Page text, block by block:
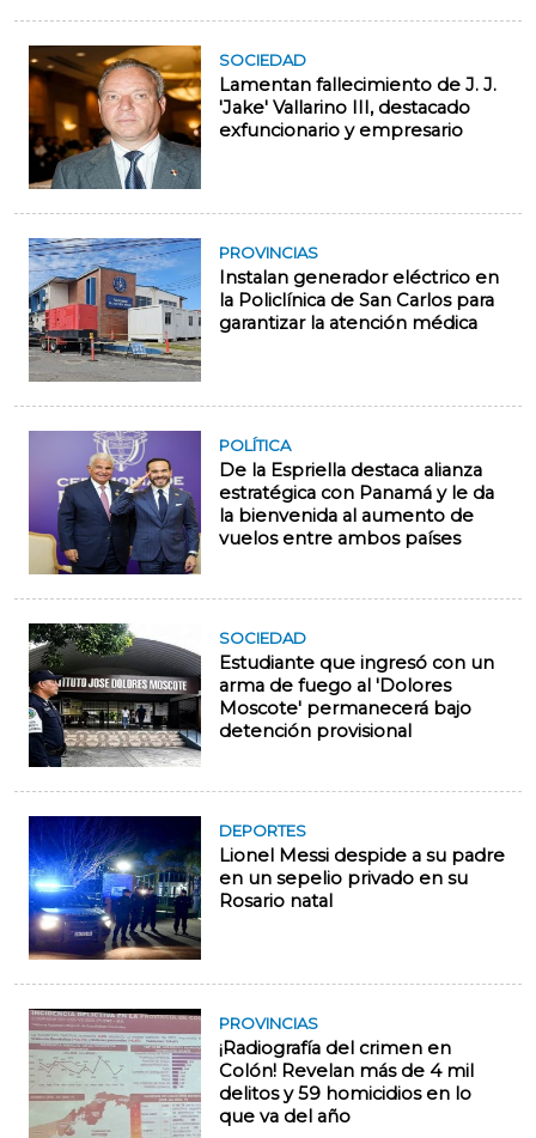
SOCIEDAD
Lamentan fallecimiento de J. J.
'Jake' Vallarino III, destacado
exfuncionario y empresario
PROVINCIAS
Instalan generador eléctrico en
la Policlínica de San Carlos para
garantizar la atención médica
POLÍTICA
De la Espriella destaca alianza
estratégica con Panamá y le da
la bienvenida al aumento de
vuelos entre ambos países
SOCIEDAD
Estudiante que ingresó con un
arma de fuego al 'Dolores
Moscote' permanecerá bajo
detención provisional
DEPORTES
Lionel Messi despide a su padre
en un sepelio privado en su
Rosario natal
PROVINCIAS
¡Radiografía del crimen en
Colón! Revelan más de 4 mil
delitos y 59 homicidios en lo
que va del año